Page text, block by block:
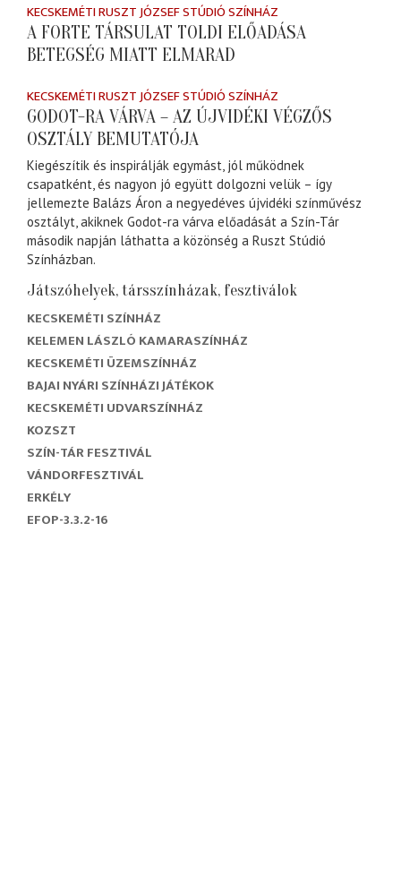
KECSKEMÉTI RUSZT JÓZSEF STÚDIÓ SZÍNHÁZ
A FORTE TÁRSULAT TOLDI ELŐADÁSA
BETEGSÉG MIATT ELMARAD
KECSKEMÉTI RUSZT JÓZSEF STÚDIÓ SZÍNHÁZ
GODOT-RA VÁRVA – AZ ÚJVIDÉKI VÉGZŐS
OSZTÁLY BEMUTATÓJA
Kiegészítik és inspirálják egymást, jól működnek
csapatként, és nagyon jó együtt dolgozni velük – így
jellemezte Balázs Áron a negyedéves újvidéki színművész
osztályt, akiknek Godot-ra várva előadását a Szín-Tár
második napján láthatta a közönség a Ruszt Stúdió
Színházban.
Játszóhelyek, társszínházak, fesztiválok
KECSKEMÉTI SZÍNHÁZ
KELEMEN LÁSZLÓ KAMARASZÍNHÁZ
KECSKEMÉTI ÜZEMSZÍNHÁZ
BAJAI NYÁRI SZÍNHÁZI JÁTÉKOK
KECSKEMÉTI UDVARSZÍNHÁZ
KOZSZT
SZÍN-TÁR FESZTIVÁL
VÁNDORFESZTIVÁL
ERKÉLY
EFOP-3.3.2-16